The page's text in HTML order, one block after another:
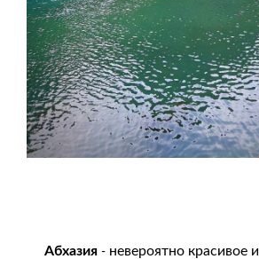
Абхазия - невероятно красивое и